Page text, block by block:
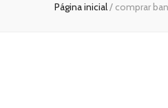
Página inicial/ comprar